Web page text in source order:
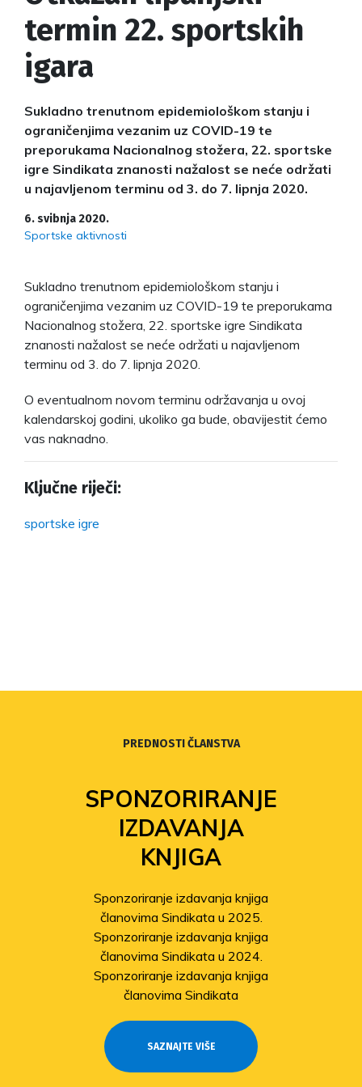
termin 22. sportskih
igara
Sukladno trenutnom epidemiološkom stanju i
ograničenjima vezanim uz COVID-19 te
preporukama Nacionalnog stožera, 22. sportske
igre Sindikata znanosti nažalost se neće održati
u najavljenom terminu od 3. do 7. lipnja 2020.
6. svibnja 2020.
Sportske aktivnosti
Sukladno trenutnom epidemiološkom stanju i
ograničenjima vezanim uz COVID-19 te preporukama
Nacionalnog stožera, 22. sportske igre Sindikata
znanosti nažalost se neće održati u najavljenom
terminu od 3. do 7. lipnja 2020.
O eventualnom novom terminu održavanja u ovoj
kalendarskoj godini, ukoliko ga bude, obavijestit ćemo
vas naknadno.
Ključne riječi:
sportske igre
PREDNOSTI ČLANSTVA
SPONZORIRANJE
IZDAVANJA
KNJIGA
Sponzoriranje izdavanja knjiga
članovima Sindikata u 2025.
Sponzoriranje izdavanja knjiga
članovima Sindikata u 2024.
Sponzoriranje izdavanja knjiga
članovima Sindikata
SAZNAJTE VIŠE